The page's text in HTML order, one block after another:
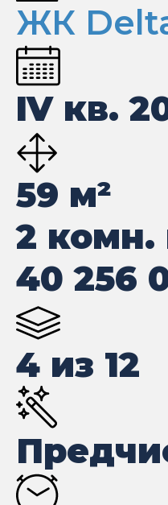
ЖК
IV кв.
59 м²
2 комн.
40 256
4 из 12